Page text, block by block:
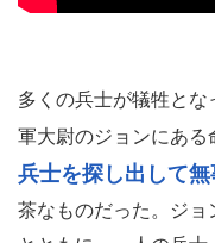
多くの兵士が犠牲と
軍大尉のジョンにある
兵士を探し出して
茶なものだった。ジ